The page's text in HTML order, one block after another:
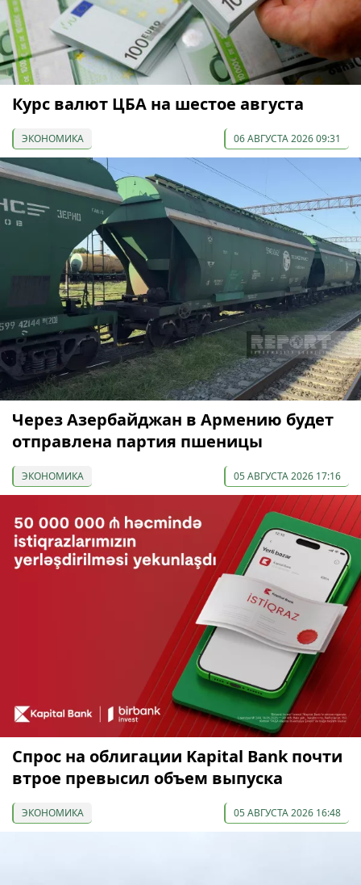
Курс валют ЦБА на шестое августа
ЭКОНОМИКА 06 АВГУСТА 2026 09:31
Через Азербайджан в Армению будет
отправлена партия пшеницы
ЭКОНОМИКА 05 АВГУСТА 2026 17:16
Спрос на облигации Kapital Bank почти
втрое превысил объем выпуска
ЭКОНОМИКА 05 АВГУСТА 2026 16:48